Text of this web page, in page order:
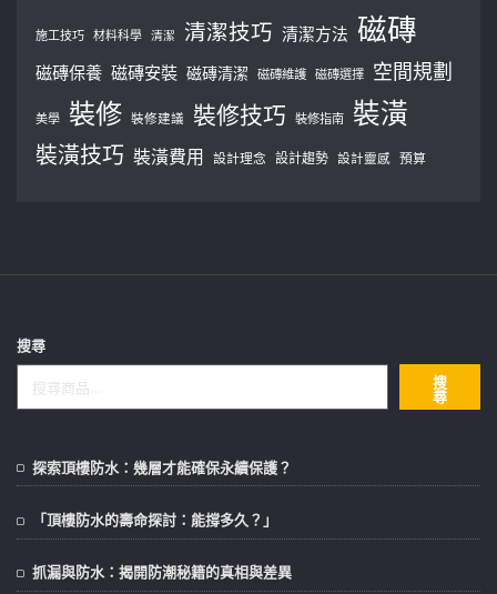
施工技巧 材料科學 清潔 清潔技巧 清潔方法 磁磚
磁磚保養 磁磚安裝 磁磚清潔 磁磚維護 磁磚選擇 空間規劃
美學 裝修 裝修建議 裝修技巧 裝修指南 裝潢
裝潢技巧 裝潢費用 設計理念 設計趨勢 設計靈感 預算
搜尋
搜
尋
探索頂樓防水：幾層才能確保永續保護？
「頂樓防水的壽命探討：能撐多久？」
抓漏與防水：揭開防潮秘籍的真相與差異